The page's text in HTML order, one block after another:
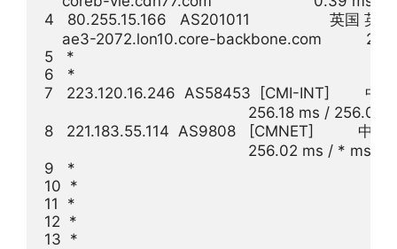
4   80.255.15.166   AS201011                  英国 英
ae3-2072.lon10.core-backbone.com
5   *
6   *
7   223.120.16.246  AS58453  [CMI-INT]        中
256.18 ms /
8   221.183.55.114  AS9808   [CMNET]          中
256.02 ms / * ms /
9   *
10  *
11  *
12  *
13  *